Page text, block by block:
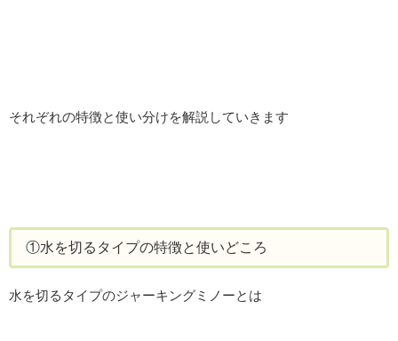
それぞれの特徴と使い分けを解説していきます
①水を切るタイプの特徴と使いどころ
水を切るタイプのジャーキングミノーとは